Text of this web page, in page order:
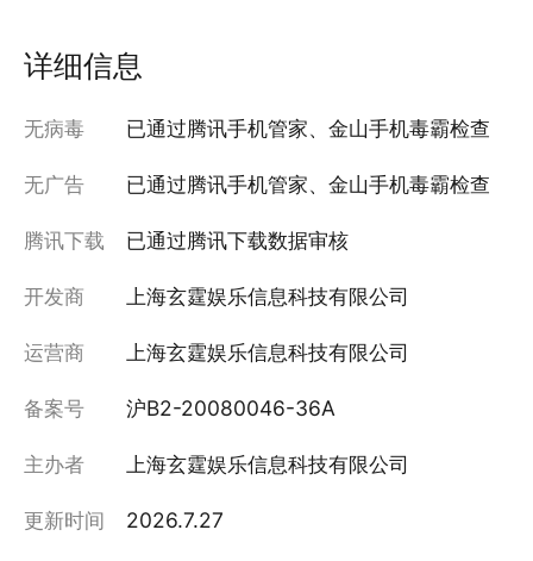
详细信息
无病毒 已通过腾讯手机管家、金山手机毒霸检查
无广告 已通过腾讯手机管家、金山手机毒霸检查
腾讯下载 已通过腾讯下载数据审核
开发商 上海玄霆娱乐信息科技有限公司
运营商 上海玄霆娱乐信息科技有限公司
备案号 沪B2-20080046-36A
主办者 上海玄霆娱乐信息科技有限公司
更新时间 2026.7.27